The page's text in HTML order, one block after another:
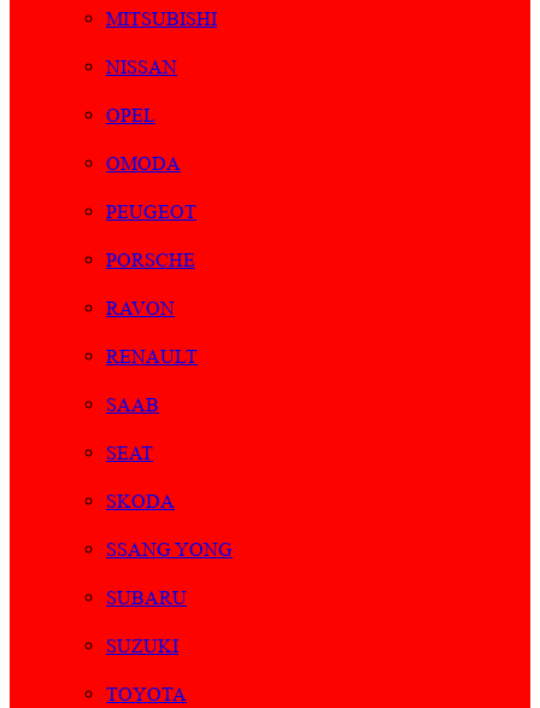
MITSUBISHI
NISSAN
OPEL
OMODA
PEUGEOT
PORSCHE
RAVON
RENAULT
SAAB
SEAT
SKODA
SSANG YONG
SUBARU
SUZUKI
TOYOTA